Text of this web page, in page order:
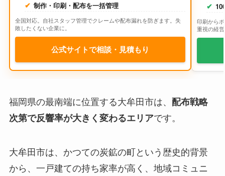
制作・印刷・配布を一括管理
全国対応。自社スタッフ管理でクレームや配布漏れを防ぎます。失
敗したくない企業に。
公式サイトで相談・見積もり
印刷から
重視の経
福岡県の最南端に位置する大牟田市は、 配布戦略
次第で反響率が大きく変わるエリアです。
大牟田市は、かつての炭鉱の町という歴史的背景
から、一戸建ての持ち家率が高く、地域コミュニ